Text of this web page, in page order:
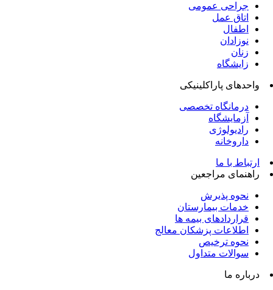
جراحی عمومی
اتاق عمل
اطفال
نوزادان
زنان
زایشگاه
واحدهای پاراکلینیکی
درمانگاه تخصصی
آزمایشگاه
رادیولوژی
داروخانه
ارتباط با ما
راهنمای مراجعین
نحوه پذیرش
خدمات بیمارستان
قراردادهای بیمه ها
اطلاعات پزشکان معالج
نحوه ترخیص
سوالات متداول
درباره ما